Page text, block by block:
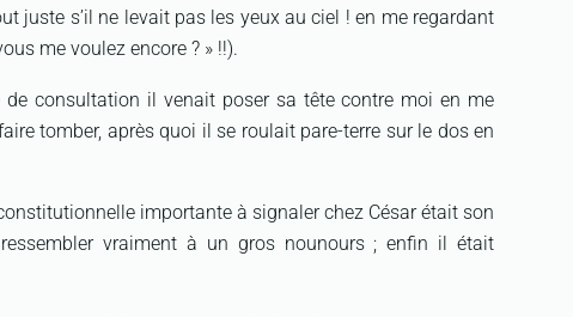
juste s’il ne levait pas les yeux au ciel ! en me regardant
me voulez encore ? » !!).
consultation il venait poser sa tête contre moi en me
tomber, après quoi il se roulait pare-terre sur le dos en
importante à signaler chez César était son
vraiment à un gros nounours ; enfin il était